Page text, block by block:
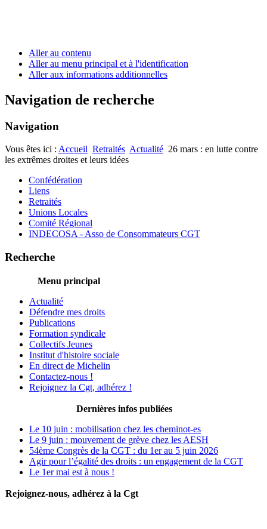
Aller au contenu
Aller au menu principal et à l'identification
Aller aux informations additionnelles
Navigation de recherche
Navigation
Vous êtes ici : Accueil Retraités Actualité 26 mars : en lutte contre
les extrêmes droites et leurs idées
Confédération
Liens
Retraités
Unions Locales
Comité Régional
INDECOSA - Asso de Consommateurs CGT
Recherche
Menu principal
Actualité
Défendre mes droits
Publications
Formation syndicale
Collectifs Jeunes
Institut d'histoire sociale
En direct de Michelin
Contactez-nous !
Rejoignez la Cgt, adhérez !
Dernières infos publiées
Le 10 juin : mobilisation chez les cheminot-es
Le 9 juin : mouvement de grève chez les AESH
54ème Congrès de la CGT : du 1er au 5 juin 2026
Agir pour l’égalité des droits : un engagement de la CGT
Le 1er mai est à nous !
Rejoignez-nous, adhérez à la Cgt